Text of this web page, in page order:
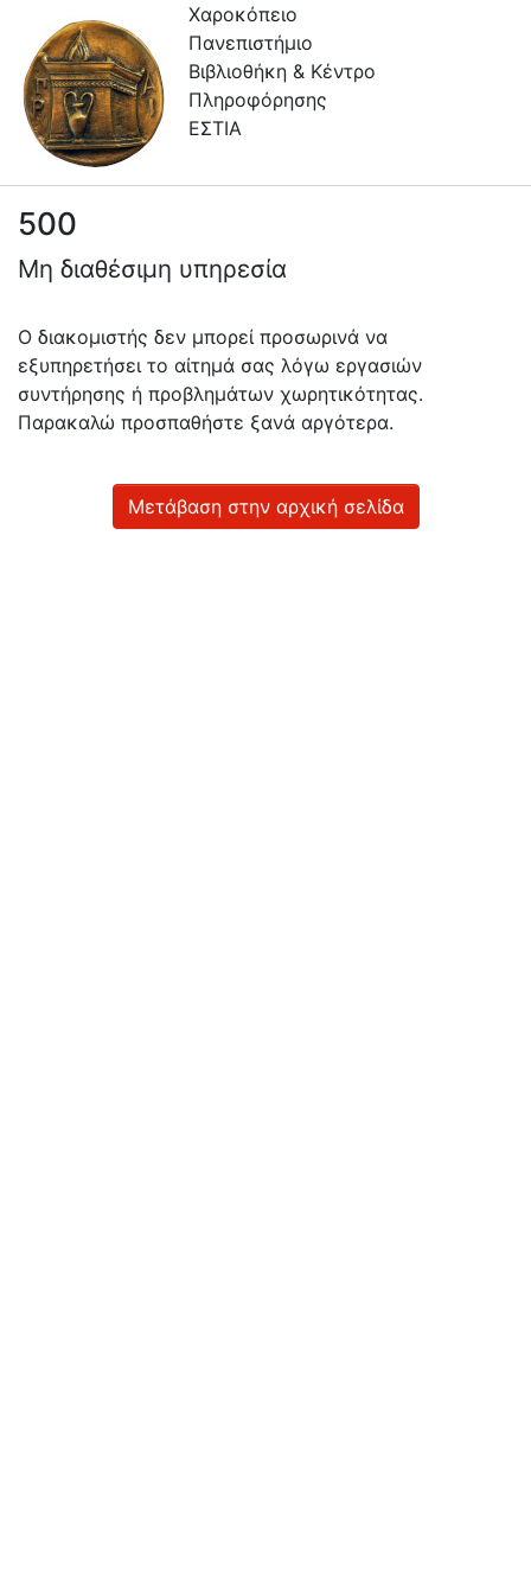
Χαροκόπειο
Πανεπιστήμιο
Βιβλιοθήκη & Κέντρο
Πληροφόρησης
ΕΣΤΙΑ
Πληροφορίες
Επικοινωνία
Υπηρεσίες
Αυτοαπόθεσης
Ανοιχτά
Δεδομένα
500
Μη διαθέσιμη υπηρεσία
Ο διακομιστής δεν μπορεί προσωρινά να
εξυπηρετήσει το αίτημά σας λόγω εργασιών
συντήρησης ή προβλημάτων χωρητικότητας.
Παρακαλώ προσπαθήστε ξανά αργότερα.
Μετάβαση στην αρχική σελίδα